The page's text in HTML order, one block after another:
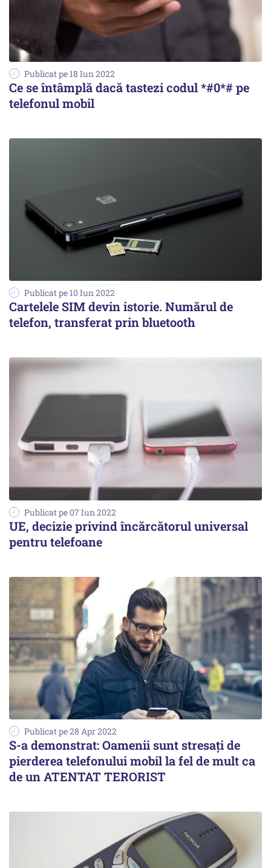
Publicat pe 18 Iun 2022
Ce se întâmplă dacă tastezi codul *#0*# pe
telefonul mobil
Publicat pe 10 Iun 2022
Cartelele SIM devin istorie. Numărul de
telefon, transferat prin bluetooth
Publicat pe 07 Iun 2022
UE, decizie privind încărcătorul universal
pentru telefoane
Publicat pe 28 Apr 2022
S-a demonstrat: Oamenii sunt stresaţi de
pierderea telefonului mobil la fel de mult ca
de un ATENTAT TERORIST